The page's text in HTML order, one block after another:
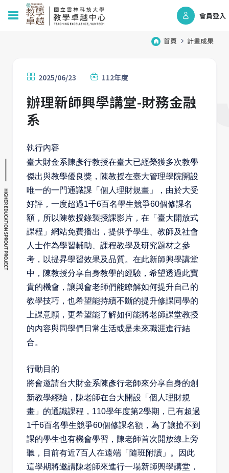
會員登入
首頁 計畫成果
2025/06/23 112年度
辦理新師興學講堂-財務金融
系
執行內容
臺大財金系陳彥行教授在臺大已經榮獲多次教學
傑出與教學優良獎，陳教授在臺大管理學院開設
唯一的一門通識課「個人理財規畫」，由於大受
好評，一度超過1千6百名學生競爭60個修課名
額，所以陳教授錄製授課影片，在「臺大開放式
課程」網站免費播出，提供予學生、教師及社會
人士作為學習輔助、課程教學及研究題材之參
考，以提昇學習效果及品質。 在此新師興學講堂
中，陳教授分享自身教學的經驗，希望透過此寶
貴的機會， 讓與會老師們能瞭解如何提升自己的
教學技巧，也希望能持續不斷的提升修課同學的
上課意願，更希望能了解如何能將老師課堂教授
的內容與同學們日常生活或是未來職涯進行結
合。
行動目的
將會邀請台大財金系陳彥行老師來分享自身的創
新教學經驗， 陳老師在台大開設「個人理財規
畫」的通識課程，110學年度第2學期，已有超過
1千6百名學生競爭60個修課名額，為了讓搶不到
課的學生也有機會學習，陳老師首次開放線上旁
聽，目前有近7百人在遠端「隨班附讀」。
因此
這學期將邀請陳老師來進行一場新師興學講堂，